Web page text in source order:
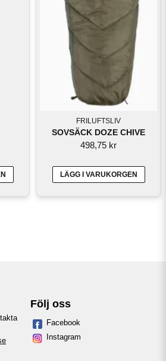
FRILUFTSLIV
SOVSÄCK DOZE CHIVE
498,75 kr
LÄGG I VARUKORGEN
Följ oss
Facebook
Instagram